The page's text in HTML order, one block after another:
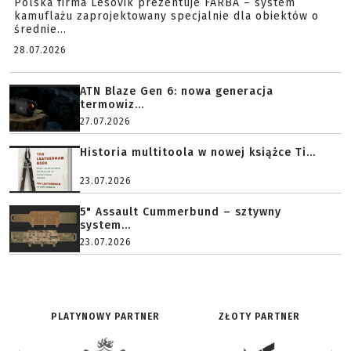
Polska firma Lesovik prezentuje FARBA – system
kamuflażu zaprojektowany specjalnie dla obiektów o
średnie...
28.07.2026
ATN Blaze Gen 6: nowa generacja
termowiz...
27.07.2026
Historia multitoola w nowej książce Ti...
23.07.2026
5" Assault Cummerbund – sztywny
system...
23.07.2026
PLATYNOWY PARTNER ZŁOTY PARTNER